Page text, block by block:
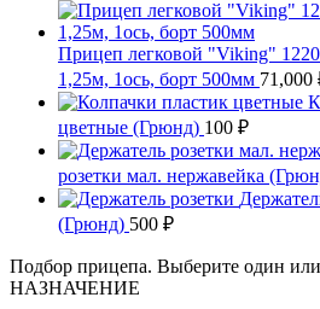
Прицеп легковой "Viking"
1,25м, 1ось, борт 500мм 71,000
цветные (Грюнд) 100 ₽
розетки мал. нержавейка
(Грюнд) 500 ₽
Подбор прицепа. Выберите один или
НАЗНАЧЕНИЕ